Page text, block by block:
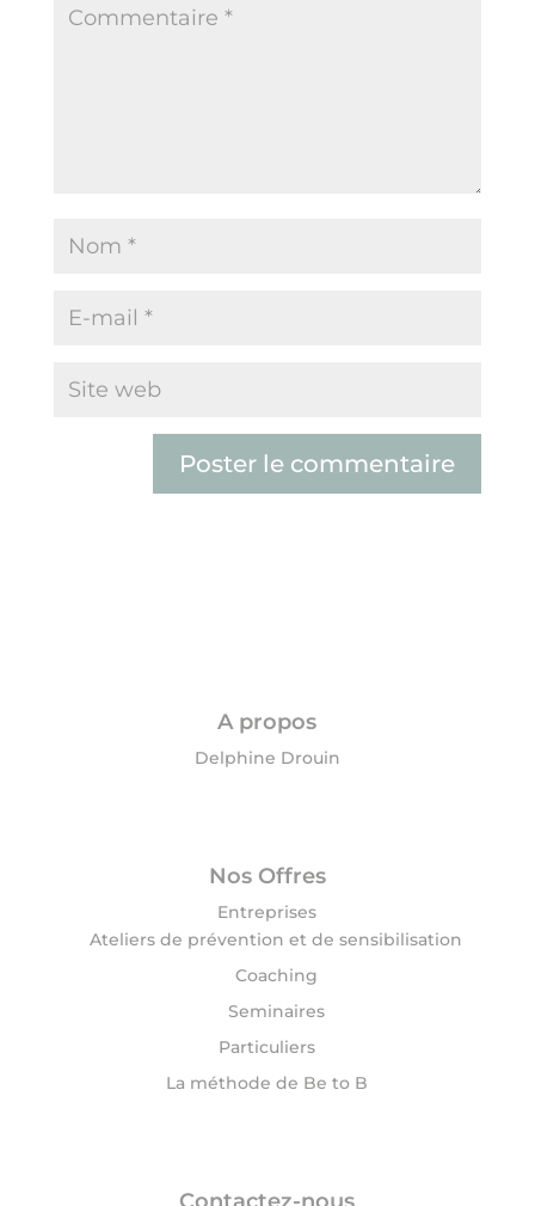
A propos
Delphine Drouin
Nos Offres
Entreprises
Ateliers de prévention et de sensibilisation
Coaching
Seminaires
Particuliers
La méthode de Be to B